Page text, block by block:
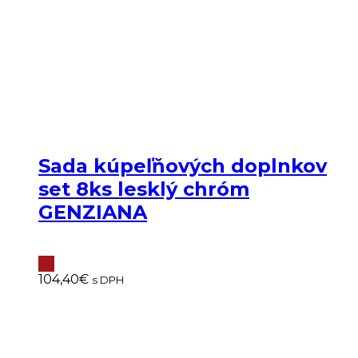
Sada kúpeľňových doplnkov
set 8ks lesklý chróm
GENZIANA
104,40€ s DPH